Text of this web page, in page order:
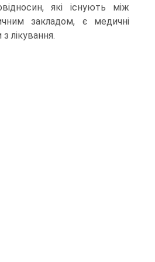
які існують між
закладом, є медичні
лікування.